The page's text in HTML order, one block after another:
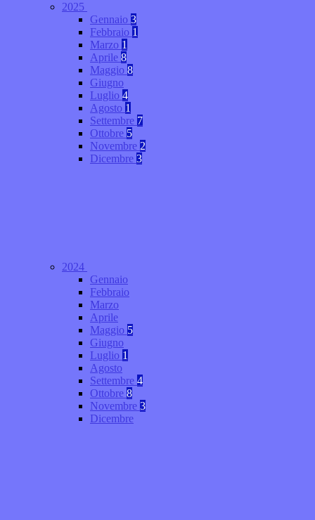
2025
Gennaio 3
Febbraio 1
Marzo 1
Aprile 8
Maggio 8
Giugno
Luglio 4
Agosto 1
Settembre 7
Ottobre 5
Novembre 2
Dicembre 3
2024
Gennaio
Febbraio
Marzo
Aprile
Maggio 5
Giugno
Luglio 1
Agosto
Settembre 4
Ottobre 8
Novembre 3
Dicembre